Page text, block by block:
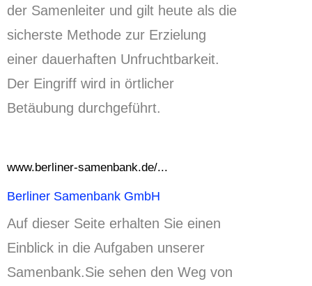
der Samenleiter und gilt heute als die
sicherste Methode zur Erzielung
einer dauerhaften Unfruchtbarkeit.
Der Eingriff wird in örtlicher
Betäubung durchgeführt.
www.berliner-samenbank.de/...
Berliner Samenbank GmbH
Auf dieser Seite erhalten Sie einen
Einblick in die Aufgaben unserer
Samenbank.Sie sehen den Weg von